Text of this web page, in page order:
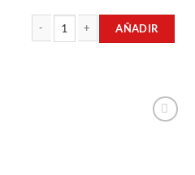
150GR BUFALINDA cantidad
AÑADIR